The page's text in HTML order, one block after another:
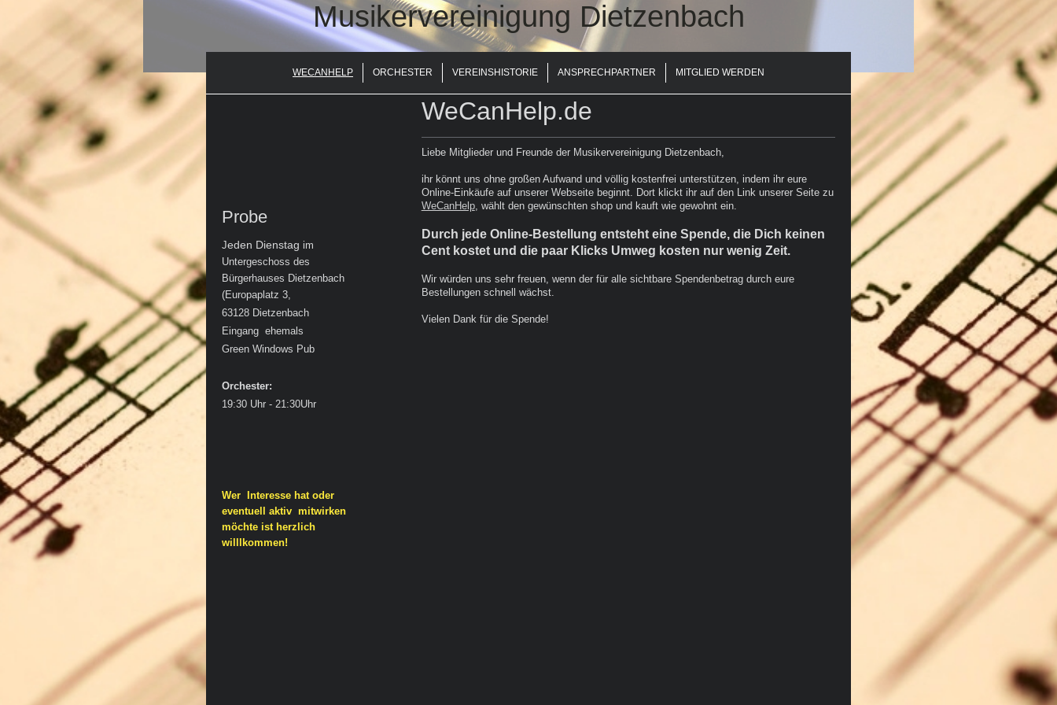
Musikervereinigung Dietzenbach
WECANHELP ORCHESTER VEREINSHISTORIE ANSPRECHPARTNER MITGLIED WERDEN
WeCanHelp.de
Liebe Mitglieder und Freunde der Musikervereinigung Dietzenbach,
ihr könnt uns ohne großen Aufwand und völlig kostenfrei unterstützen, indem ihr eure
Online-Einkäufe auf unserer Webseite beginnt. Dort klickt ihr auf den Link unserer Seite zu
WeCanHelp, wählt den gewünschten shop und kauft wie gewohnt ein.
Durch jede Online-Bestellung entsteht eine Spende, die Dich keinen
Cent kostet und die paar Klicks Umweg kosten nur wenig Zeit.
Wir würden uns sehr freuen, wenn der für alle sichtbare Spendenbetrag durch eure
Bestellungen schnell wächst.
Vielen Dank für die Spende!
Probe
Jeden Dienstag im
Untergeschoss des
Bürgerhauses Dietzenbach
(Europaplatz 3
63128 Dietzenbach
Eingang ehemals
Green Windows Pub
Orchester:
19:30 Uhr - 21:30Uhr
Wer Interesse hat oder
eventuell aktiv mitwirken
möchte ist herzlich
willlkommen!